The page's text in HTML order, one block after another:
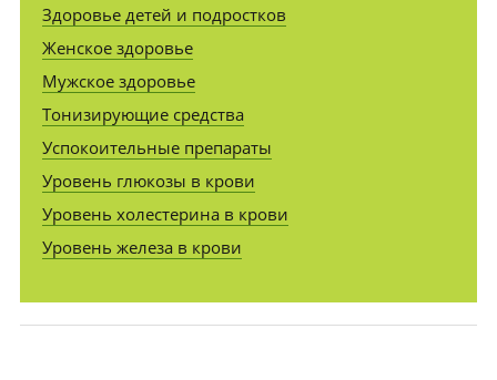
Здоровье детей и подростков
Женское здоровье
Мужское здоровье
Тонизирующие средства
Успокоительные препараты
Уровень глюкозы в крови
Уровень холестерина в крови
Уровень железа в крови